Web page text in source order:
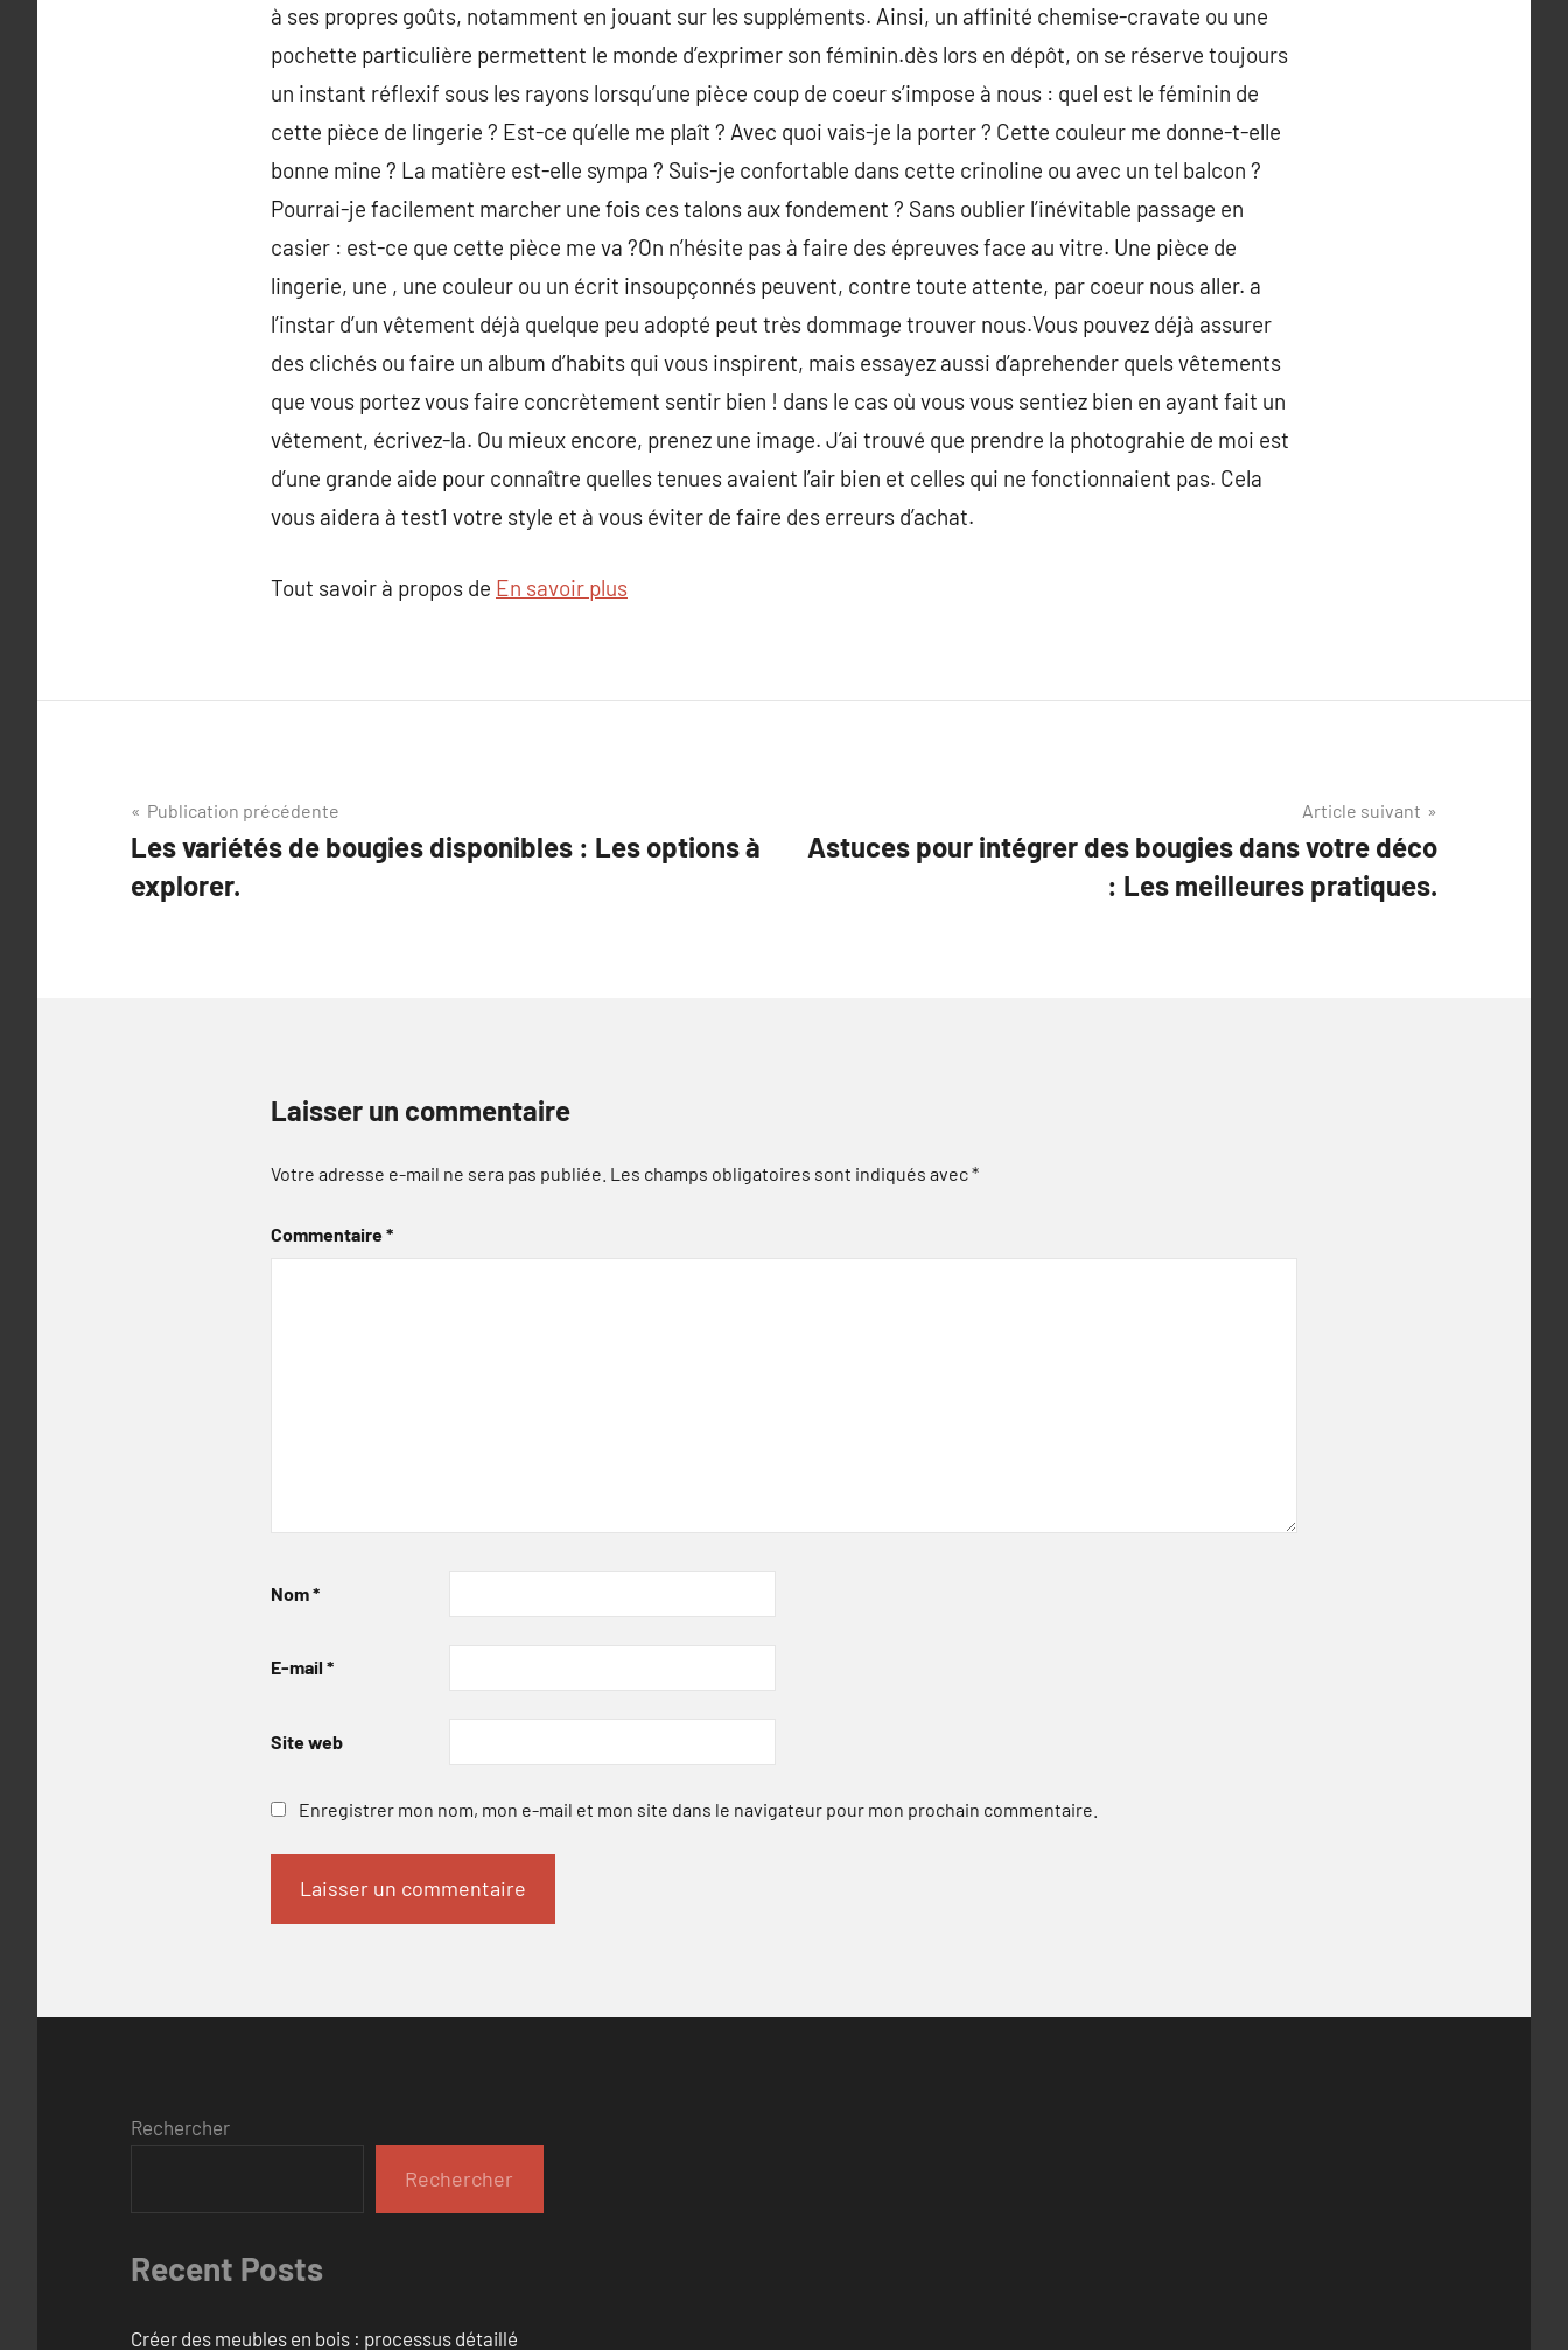
à ses propres goûts, notamment en jouant sur les suppléments. Ainsi, un affinité chemise-cravate ou une
pochette particulière permettent le monde d’exprimer son féminin.dès lors en dépôt, on se réserve toujours
un instant réflexif sous les rayons lorsqu’une pièce coup de coeur s’impose à nous : quel est le féminin de
cette pièce de lingerie ? Est-ce qu’elle me plaît ? Avec quoi vais-je la porter ? Cette couleur me donne-t-elle
bonne mine ? La matière est-elle sympa ? Suis-je confortable dans cette crinoline ou avec un tel balcon ?
Pourrai-je facilement marcher une fois ces talons aux fondement ? Sans oublier l’inévitable passage en
casier : est-ce que cette pièce me va ?On n’hésite pas à faire des épreuves face au vitre. Une pièce de
lingerie, une , une couleur ou un écrit insoupçonnés peuvent, contre toute attente, par coeur nous aller. a
l’instar d’un vêtement déjà quelque peu adopté peut très dommage trouver nous.Vous pouvez déjà assurer
des clichés ou faire un album d’habits qui vous inspirent, mais essayez aussi d’aprehender quels vêtements
que vous portez vous faire concrètement sentir bien ! dans le cas où vous vous sentiez bien en ayant fait un
vêtement, écrivez-la. Ou mieux encore, prenez une image. J’ai trouvé que prendre la photograhie de moi est
d’une grande aide pour connaître quelles tenues avaient l’air bien et celles qui ne fonctionnaient pas. Cela
vous aidera à test1 votre style et à vous éviter de faire des erreurs d’achat.
Tout savoir à propos de En savoir plus
Navigation
de
l’article
Publication précédente
Les variétés de bougies disponibles : Les options à
explorer.
Article suivant
Astuces pour intégrer des bougies dans votre déco
: Les meilleures pratiques.
Laisser un commentaire
Votre adresse e-mail ne sera pas publiée. Les champs obligatoires sont indiqués avec*
Commentaire*
Nom*
E-mail *
Site web
Enregistrer mon nom, mon e-mail et mon site dans le navigateur pour mon prochain commentaire.
Rechercher
Rechercher
Recent Posts
Créer des meubles en bois : processus détaillé